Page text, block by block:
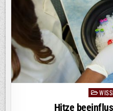
Posted
in
Hitze